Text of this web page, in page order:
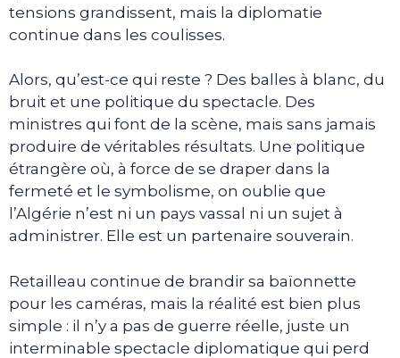
tensions grandissent, mais la diplomatie
continue dans les coulisses.
Alors, qu’est-ce qui reste ? Des balles à blanc, du
bruit et une politique du spectacle. Des
ministres qui font de la scène, mais sans jamais
produire de véritables résultats. Une politique
étrangère où, à force de se draper dans la
fermeté et le symbolisme, on oublie que
l’Algérie n’est ni un pays vassal ni un sujet à
administrer. Elle est un partenaire souverain.
Retailleau continue de brandir sa baïonnette
pour les caméras, mais la réalité est bien plus
simple : il n’y a pas de guerre réelle, juste un
interminable spectacle diplomatique qui perd